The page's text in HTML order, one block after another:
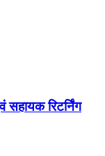
सहायक रिटर्निंग